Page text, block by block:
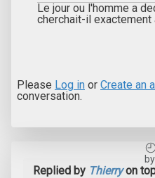
Le jour ou l'homme a
cherchait-il exactement
Please Log in or Create an
conversation.
by
Replied by Thierryon